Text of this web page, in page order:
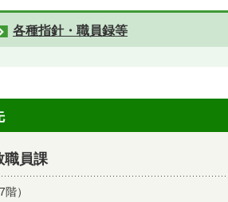
各種指針・職員録等
員課
）